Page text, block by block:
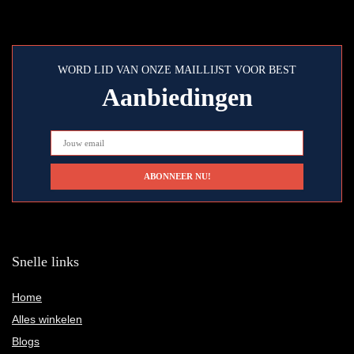
WORD LID VAN ONZE MAILLIJST VOOR BEST
Aanbiedingen
Snelle links
Home
Alles winkelen
Blogs